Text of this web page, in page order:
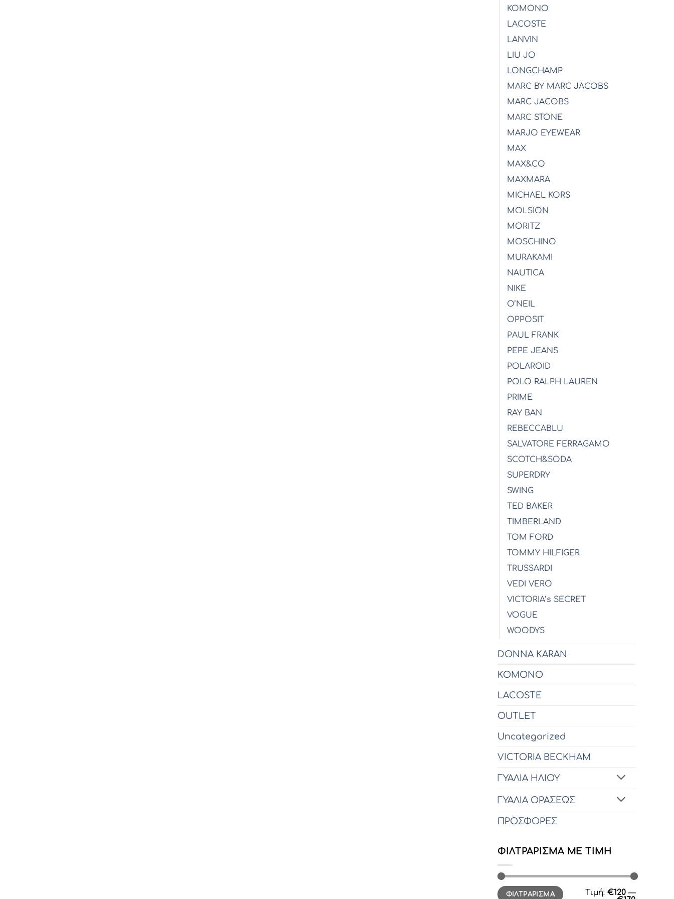
KOMONO
LACOSTE
LANVIN
LIU JO
LONGCHAMP
MARC BY MARC JACOBS
MARC JACOBS
MARC STONE
MARJO EYEWEAR
MAX
MAX&CO
MAXMARA
MICHAEL KORS
MOLSION
MORITZ
MOSCHINO
MURAKAMI
NAUTICA
NIKE
O’NEIL
OPPOSIT
PAUL FRANK
PEPE JEANS
POLAROID
POLO RALPH LAUREN
PRIME
RAY BAN
REBECCABLU
SALVATORE FERRAGAMO
SCOTCH&SODA
SUPERDRY
SWING
TED BAKER
TIMBERLAND
TOM FORD
TOMMY HILFIGER
TRUSSARDI
VEDI VERO
VICTORIA’s SECRET
VOGUE
WOODYS
DONNA KARAN
KOMONO
LACOSTE
OUTLET
Uncategorized
VICTORIA BECKHAM
ΓΥΑΛΙΑ ΗΛΙΟΥ
ΓΥΑΛΙΑ ΟΡΑΣΕΩΣ
ΠΡΟΣΦΟΡΕΣ
ΦΙΛΤΡΆΡΙΣΜΑ ΜΕ ΤΙΜΉ
Ελάχιστη
τιμή
Μέγιστη
τιμήΦΙΛΤΡΆΡΙΣΜΑ Τιμή: €120 —